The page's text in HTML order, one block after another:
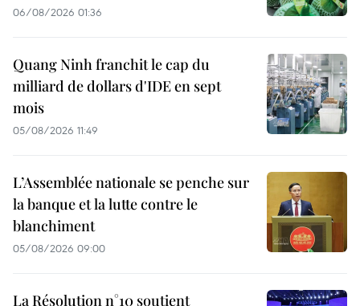
06/08/2026 01:36
Quang Ninh franchit le cap du
milliard de dollars d'IDE en sept
mois
05/08/2026 11:49
L’Assemblée nationale se penche sur
la banque et la lutte contre le
blanchiment
05/08/2026 09:00
La Résolution n°10 soutient